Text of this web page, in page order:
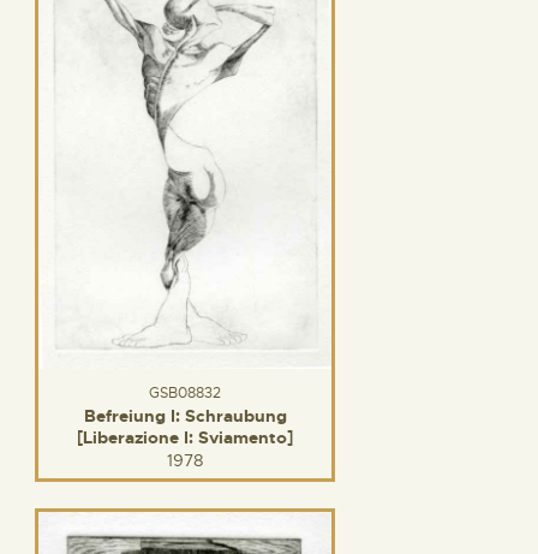
GSB08832
Befreiung I: Schraubung
[Liberazione I: Sviamento]
1978